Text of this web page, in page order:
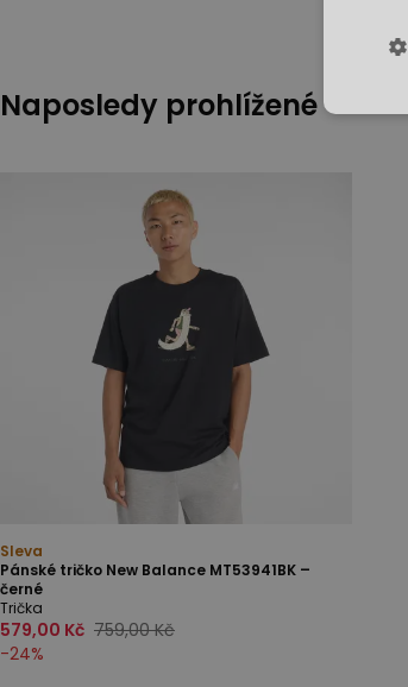
Naposledy prohlížené
Sleva
Pánské tričko New Balance MT53941BK –
černé
Trička
579,00 Kč 759,00 Kč
-24%